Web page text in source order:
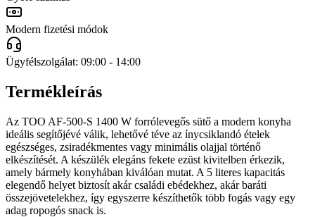
Modern fizetési módok
Ügyfélszolgálat: 09:00 - 14:00
Termékleírás
Az TOO AF-500-S 1400 W forrólevegős sütő a modern konyha
ideális segítőjévé válik, lehetővé téve az ínycsiklandó ételek
egészséges, zsiradékmentes vagy minimális olajjal történő
elkészítését. A készülék elegáns fekete ezüst kivitelben érkezik,
amely bármely konyhában kiválóan mutat. A 5 literes kapacitás
elegendő helyet biztosít akár családi ebédekhez, akár baráti
összejövetelekhez, így egyszerre készíthetők több fogás vagy egy
adag ropogós snack is.